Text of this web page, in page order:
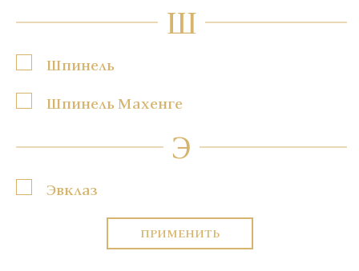
Ш
Шпинель
Шпинель Махенге
Э
Эвклаз
ПРИМЕНИТЬ